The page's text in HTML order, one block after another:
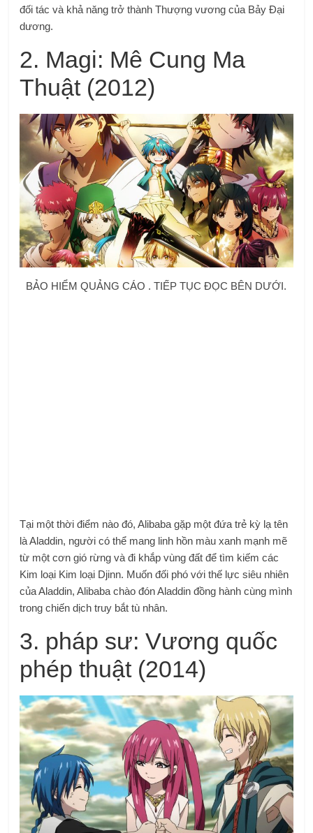
đối tác và khả năng trở thành Thượng vương của Bảy Đại
dương.
2. Magi: Mê Cung Ma
Thuật (2012)
BẢO HIỂM QUẢNG CÁO . TIẾP TỤC ĐỌC BÊN DƯỚI.
Tại một thời điểm nào đó, Alibaba gặp một đứa trẻ kỳ lạ tên
là Aladdin, người có thể mang linh hồn màu xanh mạnh mẽ
từ một cơn gió rừng và đi khắp vùng đất để tìm kiếm các
Kim loại Kim loại Djinn. Muốn đối phó với thế lực siêu nhiên
của Aladdin, Alibaba chào đón Aladdin đồng hành cùng mình
trong chiến dịch truy bắt tù nhân.
3. pháp sư: Vương quốc
phép thuật(2014)